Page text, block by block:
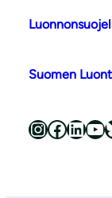
Suomen
Luonnonsuojeluliitto Instagramissa Luonnonsuojeluliitto Facebookissa Luonnonsuojeluliitto LinkedInissä Luonnonsuojeluliiton YouTube-kanava